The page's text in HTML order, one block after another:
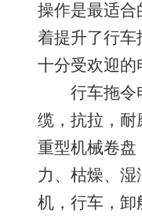
操作是最适合
着提升了行车
十分受欢迎的
行车拖令电
缆，抗拉，耐
重型机械卷盘
力、枯燥、
机，行车，卸